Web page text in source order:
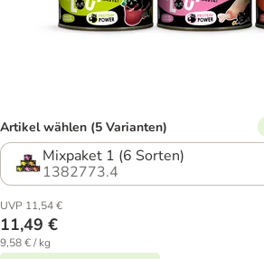
Artikel wählen (5 Varianten)
Mixpaket 1 (6 Sorten)
1382773.4
UVP 11,54 €
11,49 €
9,58 € / kg